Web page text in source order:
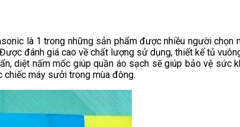
là 1 trong những sản phẩm được nhiều người chọn
đánh giá cao về chất lượng sử dụng, thiết kế tủ
diệt nấm mốc giúp quần áo sạch sẽ giúp bảo vệ sức
máy sưởi trong mùa đông.